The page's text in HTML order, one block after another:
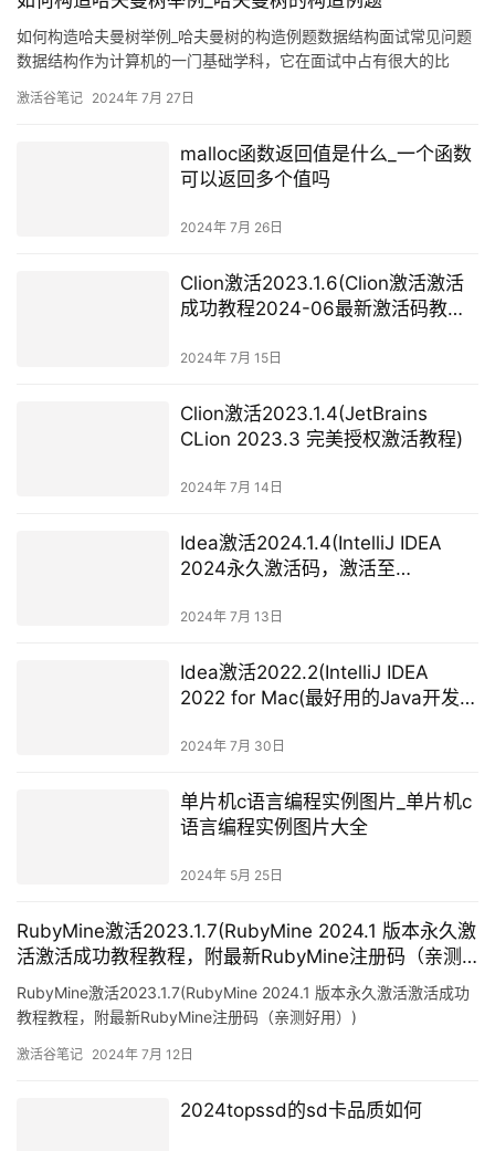
如何构造哈夫曼树举例_哈夫曼树的构造例题数据结构面试常见问题
数据结构作为计算机的一门基础学科，它在面试中占有很大的比
难，尤其是图的应用以及各类查找和排序算法，这些也都是核心内
试、面试的数据结构常考点非常有必要
激活谷笔记 2024年 7月 27日
malloc函数返回值是什么_一个函数
可以返回多个值吗
2024年 7月 26日
Clion激活2023.1.6(Clion激活激活
成功教程2024-06最新激活码教程
2024年 7月 15日
Clion激活2023.1.4(JetBrains
CLion 2023.3 完美授权激活教程)
2024年 7月 14日
Idea激活2024.1.4(IntelliJ IDEA
2024永久激活码，激活至
2024年 7月 13日
Idea激活2022.2(IntelliJ IDEA
2022 for Mac(最好用的Java开发工
2024年 7月 30日
单片机c语言编程实例图片_单片机c
语言编程实例图片大全
2024年 5月 25日
RubyMine激活2023.1.7(RubyMine 2024.1 版本永久激
活激活成功教程教程，附最新RubyMine注册码（亲测
好用）)
RubyMine激活2023.1.7(RubyMine 2024.1 版本永久激活激活成功
教程教程，附最新RubyMine注册码（亲测好用）)
激活谷笔记 2024年 7月 12日
2024topssd的sd卡品质如何